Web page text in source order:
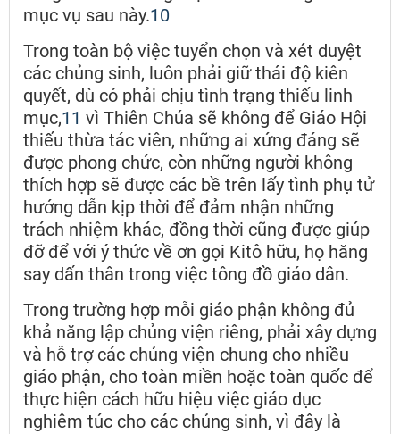
mục vụ sau này.10
Trong toàn bộ việc tuyển chọn và xét duyệt
các chủng sinh, luôn phải giữ thái độ kiên
quyết, dù có phải chịu tình trạng thiếu linh
mục,11 vì Thiên Chúa sẽ không để Giáo Hội
thiếu thừa tác viên, những ai xứng đáng sẽ
được phong chức, còn những người không
thích hợp sẽ được các bề trên lấy tình phụ tử
hướng dẫn kịp thời để đảm nhận những
trách nhiệm khác, đồng thời cũng được giúp
đỡ để với ý thức về ơn gọi Kitô hữu, họ hăng
say dấn thân trong việc tông đồ giáo dân.
Trong trường hợp mỗi giáo phận không đủ
khả năng lập chủng viện riêng, phải xây dựng
và hỗ trợ các chủng viện chung cho nhiều
giáo phận, cho toàn miền hoặc toàn quốc để
thực hiện cách hữu hiệu việc giáo dục
nghiêm túc cho các chủng sinh, vì đây là